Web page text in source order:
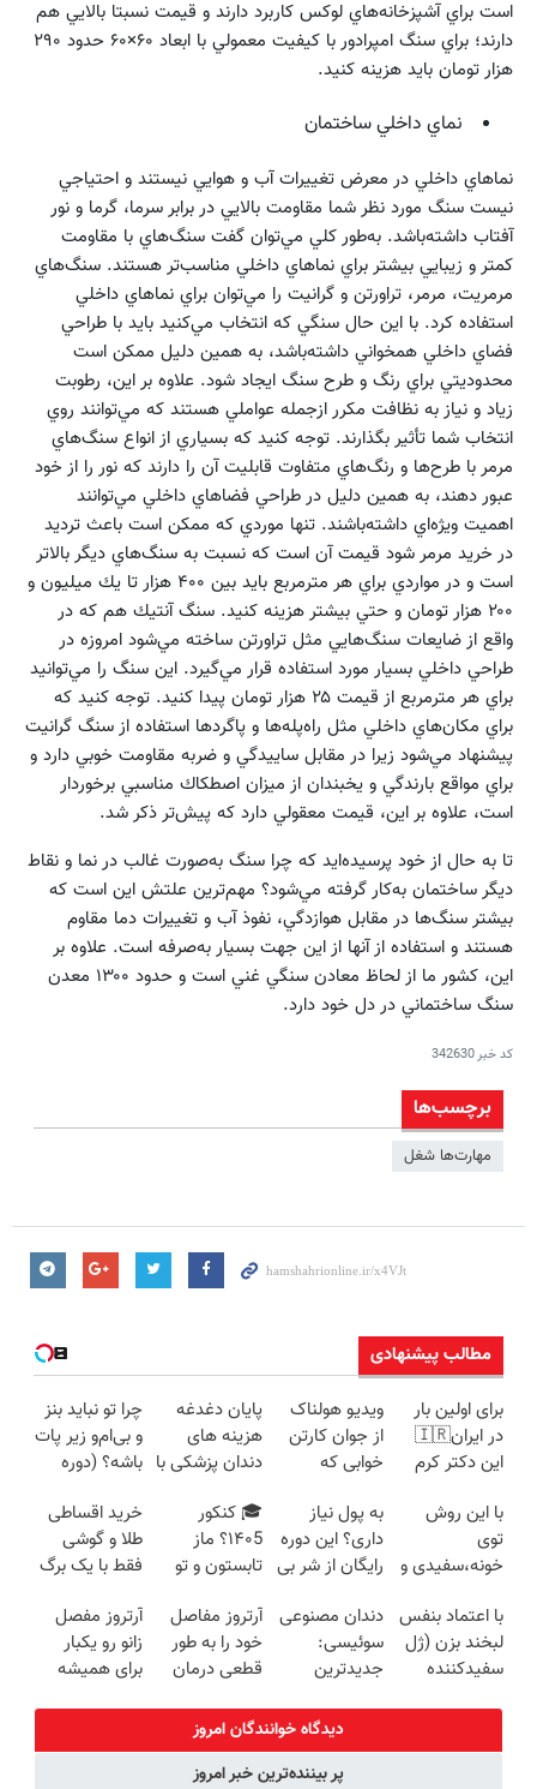
است براي آشپزخانه‌هاي لوكس كاربرد دارند و قيمت نسبتا بالايي هم
دارند؛ براي سنگ امپرادور با كيفيت معمولي با ابعاد ۶۰×۶۰ حدود ۲۹۰
هزار تومان بايد هزينه كنيد.
نماي داخلي ساختمان
نماهاي داخلي در معرض تغييرات آب و هوايي نيستند و احتياجي
نيست سنگ مورد نظر شما مقاومت بالايي در برابر سرما، گرما و نور
آفتاب داشته‌باشد. به‌طور كلي مي‌توان گفت سنگ‌هاي با مقاومت
كمتر و زيبايي بيشتر براي نماهاي داخلي مناسب‌تر هستند. سنگ‌هاي
مرمريت، مرمر، تراورتن و گرانيت را مي‌توان براي نماهاي داخلي
استفاده كرد. با اين حال سنگي كه انتخاب مي‌كنيد بايد با طراحي
فضاي داخلي همخواني داشته‌باشد، به همين دليل ممكن است
محدوديتي براي رنگ و طرح سنگ ايجاد شود. علاوه بر اين، رطوبت
زياد و نياز به نظافت مكرر ازجمله عواملي هستند كه مي‌توانند روي
انتخاب شما تأثير بگذارند. توجه كنيد كه بسياري از انواع سنگ‌هاي
مرمر با طرح‌ها و رنگ‌هاي متفاوت قابليت آن را دارند كه نور را از خود
عبور دهند، به همين دليل در طراحي فضاهاي داخلي مي‌توانند
اهميت ويژه‌اي داشته‌باشند. تنها موردي كه ممكن است باعث ترديد
در خريد مرمر شود قيمت آن است كه نسبت به سنگ‌هاي ديگر بالاتر
است و در مواردي براي هر مترمربع بايد بين ۴۰۰ هزار تا يك ميليون و
۲۰۰ هزار تومان و حتي بيشتر هزينه كنيد. سنگ آنتيك هم كه در
واقع از ضايعات سنگ‌هايي مثل تراورتن ساخته مي‌شود امروزه در
طراحي داخلي بسيار مورد استفاده قرار مي‌گيرد. اين سنگ را مي‌توانيد
براي هر مترمربع از قيمت ۲۵ هزار تومان پيدا كنيد. توجه كنيد كه
براي مكان‌هاي داخلي مثل راه‌پله‌ها و پاگردها استفاده از سنگ گرانيت
پيشنهاد مي‌شود زيرا در مقابل ساييدگي و ضربه مقاومت خوبي دارد و
براي مواقع بارندگي و يخبندان از ميزان اصطكاك مناسبي برخوردار
است، علاوه بر اين، قيمت معقولي دارد كه پيش‌تر ذكر شد.
تا به حال از خود پرسيده‌ايد كه چرا سنگ به‌صورت غالب در نما و نقاط
ديگر ساختمان به‌كار گرفته مي‌شود؟ مهم‌ترين علتش اين است كه
بيشتر سنگ‌ها در مقابل هوازدگي، نفوذ آب و تغييرات دما مقاوم
هستند و استفاده از آنها از اين جهت بسيار به‌صرفه است. علاوه بر
اين، كشور ما از لحاظ معادن سنگي غني است و حدود ۱۳۰۰ معدن
سنگ ساختماني در دل خود دارد.
کد خبر342630
برچسب‌ها
مهارت‌ها شغل
مطالب پیشنهادی
برای اولین بار
در ایران🇮🇷
این دکتر کرم
روزه ساخت!
ویدیو هولناک
از جوان کارتن
خوابی که
آموزش رایگان
پایان دغدغه
هزینه های
دندان پزشکی با
کننده خانگی
چرا تو نباید بنز
و بی‌ام‌و زیر پات
باشه؟ (دوره
میلیاردی)
با این روش
توی
خونه،سفیدی و
برگردون
(40%off)
به پول نیاز
داری؟ این دوره
رایگان از شر بی
میکنه
🎓 کنکور
۱۴۰5؟ ماز
تابستون و تو
میکنه 🏆
خرید اقساطی
طلا و گوشی
فقط با یک برگ
با اعتماد بنفس
لبخند بزن (ژل
سفیدکننده
دندان مصنوعی
سوئیسی:
جدیدترین
سبک و مقاوم |
پرداخت قسطی
آرتروز مفاصل
خود را به طور
قطعی درمان
◗پرسش‌نامه◖
آرتروز مفصل
زانو رو یکبار
برای همیشه
دیدگاه خوانندگان امروز
پر بیننده‌ترین خبر امروز